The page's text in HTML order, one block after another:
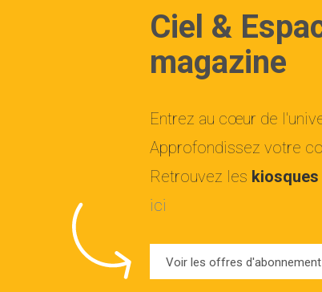
Ciel &
magazine
Entrez au cœur de
Approfondissez votre
Retrouvez les
ici
Voir les offres d'abonnement